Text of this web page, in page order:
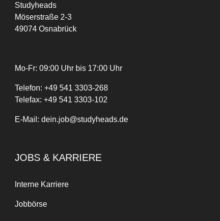
Studyheads
Möserstraße 2-3
49074 Osnabrück
Mo-Fr: 09:00 Uhr bis 17:00 Uhr
Telefon: +49 541 3303-268
Telefax: +49 541 3303-102
E-Mail: dein.job@studyheads.de
JOBS & KARRIERE
Interne Karriere
Jobbörse